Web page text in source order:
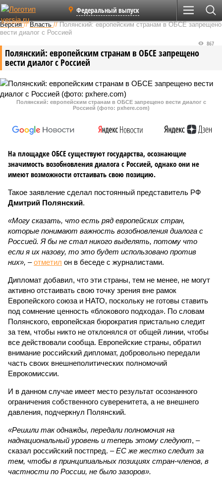
Федеральный выпуск
Версия //Власть //Полянский: европейским странам в ОБСЕ запрещено
вести диалог с Россией
Полянский: европейским странам в ОБСЕ запрещено
вести диалог с Россией
867
Полянский: европейским странам в ОБСЕ запрещено вести диалог с
Россией (фото: pxhere.com)
На площадке ОБСЕ существуют государства, осознающие
значимость возобновления диалога с Россией, однако они не
имеют возможности отстаивать свою позицию.
Такое заявление сделал постоянный представитель РФ
Дмитрий Полянский.
«Могу сказать, что есть ряд европейских стран,
которые понимают важность возобновления диалога с
Россией. Я бы не стал никого выделять, потому что
если я их назову, то это будет использовано против
них», –отметил он в беседе с журналистами.
Дипломат добавил, что эти страны, тем не менее, не могут
активно отстаивать свою точку зрения вне рамок
Европейского союза и НАТО, поскольку не готовы ставить
под сомнение ценность «блокового подхода». По словам
Полянского, европейская бюрократия пристально следит
за тем, чтобы никто не отклонялся от общей линии, чтобы
все действовали сообща. Европейские страны, обратил
внимание российский дипломат, добровольно передали
часть своих внешнеполитических полномочий
Еврокомиссии.
И в данном случае имеет место результат осознанного
ограничения собственного суверенитета, а не внешнего
давления, подчеркнул Полянский.
«Решили так однажды, передали полномочия на
наднациональный уровень и теперь этому следуют, –
сказал российский постпред. –ЕС же жестко следит за
тем, чтобы в принципиальных позициях стран-членов, в
частности по России, не было зазоров».